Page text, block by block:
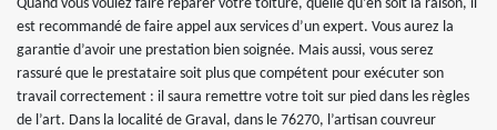
Quand vous voulez faire réparer votre toiture, quelle qu’en soit la raison, il
est recommandé de faire appel aux services d’un expert. Vous aurez la
garantie d’avoir une prestation bien soignée. Mais aussi, vous serez
rassuré que le prestataire soit plus que compétent pour exécuter son
travail correctement : il saura remettre votre toit sur pied dans les règles
de l’art. Dans la localité de Graval, dans le 76270, l’artisan couvreur